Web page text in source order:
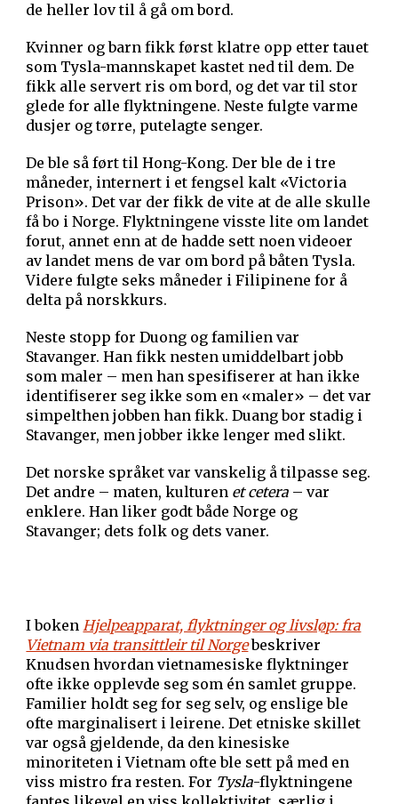
de heller lov til å gå om bord.
Kvinner og barn fikk først klatre opp etter tauet
som Tysla-mannskapet kastet ned til dem. De
fikk alle servert ris om bord, og det var til stor
glede for alle flyktningene. Neste fulgte varme
dusjer og tørre, putelagte senger.
De ble så ført til Hong-Kong. Der ble de i tre
måneder, internert i et fengsel kalt «Victoria
Prison». Det var der fikk de vite at de alle skulle
få bo i Norge. Flyktningene visste lite om landet
forut, annet enn at de hadde sett noen videoer
av landet mens de var om bord på båten Tysla.
Videre fulgte seks måneder i Filipinene for å
delta på norskkurs.
Neste stopp for Duong og familien var
Stavanger. Han fikk nesten umiddelbart jobb
som maler – men han spesifiserer at han ikke
identifiserer seg ikke som en «maler» – det var
simpelthen jobben han fikk. Duang bor stadig i
Stavanger, men jobber ikke lenger med slikt.
Det norske språket var vanskelig å tilpasse seg.
Det andre – maten, kulturen et cetera – var
enklere. Han liker godt både Norge og
Stavanger; dets folk og dets vaner.
I bokenHjelpeapparat, flyktninger og livsløp: fra
Vietnam via transittleir til Norgebeskriver
Knudsen hvordan vietnamesiske flyktninger
ofte ikke opplevde seg som én samlet gruppe.
Familier holdt seg for seg selv, og enslige ble
ofte marginalisert i leirene. Det etniske skillet
var også gjeldende, da den kinesiske
minoriteten i Vietnam ofte ble sett på med en
viss mistro fra resten. For Tysla-flyktningene